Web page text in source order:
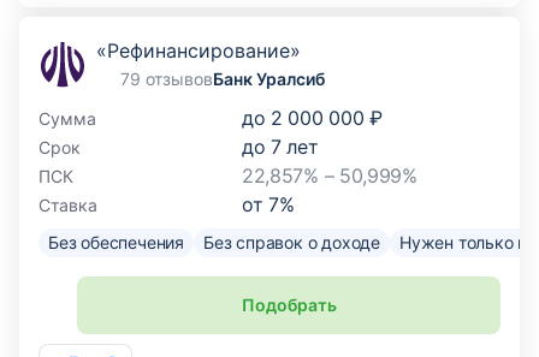
«Рефинансирование»
79 отзывовБанк Уралсиб
Сумма
до 2 000 000 ₽
Срок до7лет
ПСК 22,857% – 50,999%
Ставка от7%
Без обеспечения Без справок о доходе Нужен только
Подобрать
Лиц. №2275